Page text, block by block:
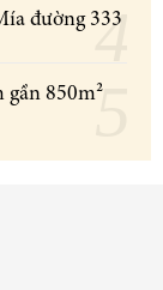
đường 333
850m²